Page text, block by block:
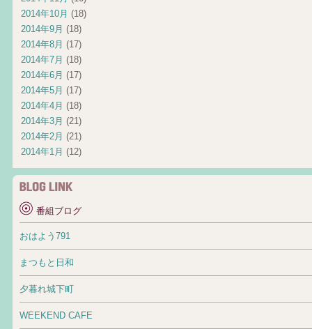
2014年10月 (18)
2014年9月 (18)
2014年8月 (17)
2014年7月 (18)
2014年6月 (17)
2014年5月 (17)
2014年4月 (18)
2014年3月 (21)
2014年2月 (21)
2014年1月 (12)
番組ブログ
おはよう791
まつもと日和
夕暮れ城下町
WEEKEND CAFE